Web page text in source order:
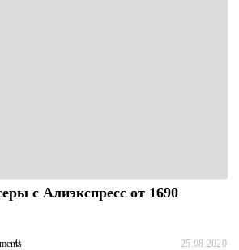
с Алиэкспресс от 1690
0 25.08.2020